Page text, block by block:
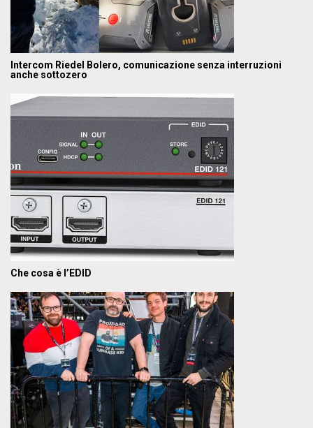
Intercom Riedel Bolero, comunicazione senza interruzioni
anche sottozero
Che cosa è l’EDID